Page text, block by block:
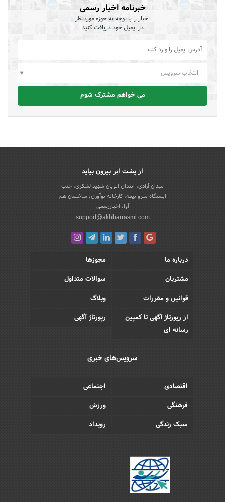
خبرنامه اخبار رسمی
اخبار را با توجه به حوزه موردنظر
در ایمیل خود دریافت کنید
انتخاب سرویس
می خواهم مشترک شوم
از پشت ابر بیرون بیاید
میدان آزادی، ابتدای اتوبان شهید لشکری، جنب
ایستگاه مترو بیمه، کارخانه نوآوری، ساختمان هم
آوا، اخباررسمی
support@akhbarrasmi.com
درباره ما
مجوزها
مشتریان
سوالات متداول
قوانین و مقررات
وبلاگ
از رپورتاژ آگهی تا کمپین
رسانه ای
رپورتاژ آگهی
سرویس‌های خبری
اقتصادی
اجتماعی
فرهنگی
ورزش
سبک زندگی
رویداد